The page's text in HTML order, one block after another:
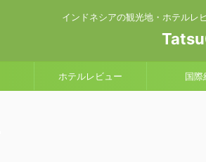
インドネシアの観光地・ホテルレ
ホテルレビュー 国際